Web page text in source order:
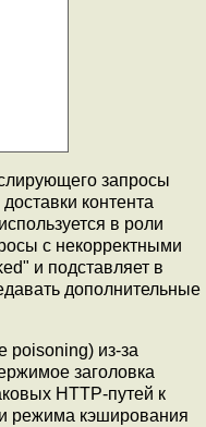
запросы
контента
в роли
с некорректными
и подставляет в
дополнительные
poisoning) из-за
заголовка
HTTP-путей к
режима кэширования